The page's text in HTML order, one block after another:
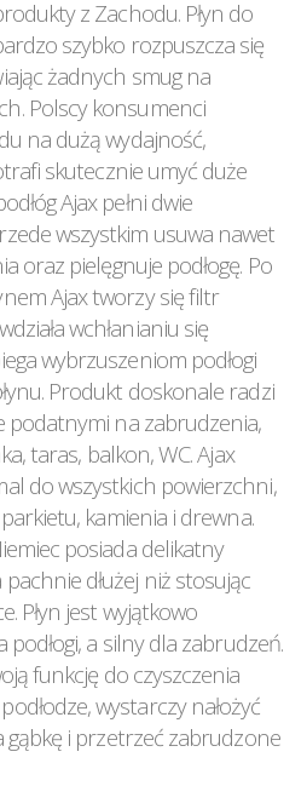
z Zachodu. Płyn do
szybko rozpuszcza się
żadnych smug na
Polscy konsumenci
na dużą wydajność,
skutecznie umyć duże
Ajax pełni dwie
wszystkim usuwa nawet
oraz pielęgnuje podłogę. Po
Ajax tworzy się filtr
wchłanianiu się
wybrzuszeniom podłogi
Produkt doskonale radzi
podatnymi na zabrudzenia,
taras, balkon, WC. Ajax
do wszystkich powierzchni,
kamienia i drewna.
posiada delikatny
dłużej niż stosując
Płyn jest wyjątkowo
a silny dla zabrudzeń.
funkcję do czyszczenia
wystarczy nałożyć
gąbkę i przetrzeć zabrudzone